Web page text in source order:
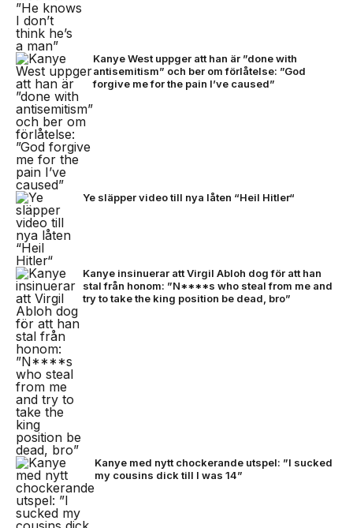
Kanye West uppger att han är ”done with
antisemitism” och ber om förlåtelse: ”God
forgive me for the pain I’ve caused”
Ye släpper video till nya låten “Heil Hitler“
Kanye insinuerar att Virgil Abloh dog för att han
stal från honom: ”N****s who steal from me and
try to take the king position be dead, bro”
Kanye med nytt chockerande utspel: ”I sucked
my cousins dick till I was 14”